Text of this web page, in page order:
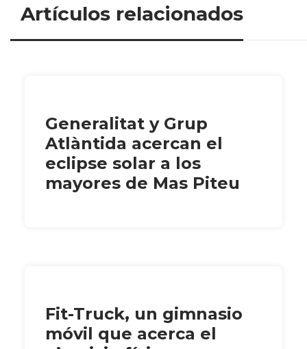
Artículos relacionados
Generalitat y Grup
Atlàntida acercan el
eclipse solar a los
mayores de Mas Piteu
Fit-Truck, un gimnasio
móvil que acerca el